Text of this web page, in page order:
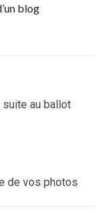
blog
au ballot
de vos photos